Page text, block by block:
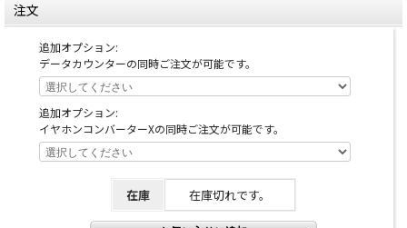
注文
追加オプション:
データカウンターの同時ご注文が可能です。
追加オプション:
イヤホンコンバーターXの同時ご注文が可能です。
在庫 在庫切れです。